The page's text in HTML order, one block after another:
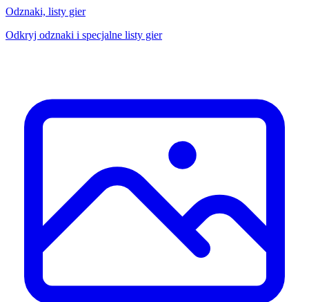
Odznaki, listy gier
Odkryj odznaki i specjalne listy gier